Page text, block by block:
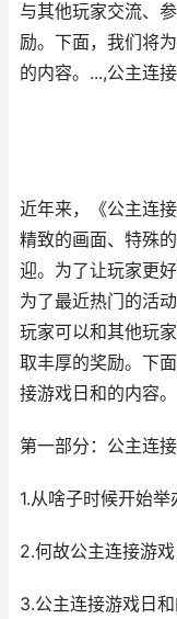
与其他玩家交流、
励。下面，我们将
的内容。...,公主连
近年来，《公主连
精致的画面、特殊
迎。为了让玩家更
为了最近热门的活
玩家可以和其他玩
取丰厚的奖励。下
接游戏日和的内容。
第一部分：公主连
1.从啥子时候开始举
2.何故公主连接游
3.公主连接游戏日和